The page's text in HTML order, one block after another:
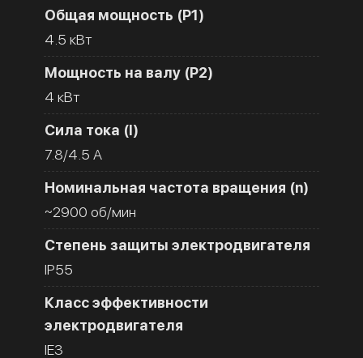
Общая мощность (Р1)
4.5 кВт
Мощность на валу (Р2)
4 кВт
Сила тока (I)
7.8/4.5 A
Номинальная частота вращения (n)
~2900 об/мин
Степень защиты электродвигателя
IP55
Класс эффективности
электродвигателя
IE3